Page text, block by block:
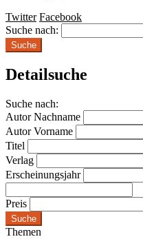
Twitter Facebook
Suche nach:
Suche
Detailsuche
Suche nach:
Autor Nachname
Autor Vorname
Titel
Verlag
Erscheinungsjahr
Preis
Suche
Themen